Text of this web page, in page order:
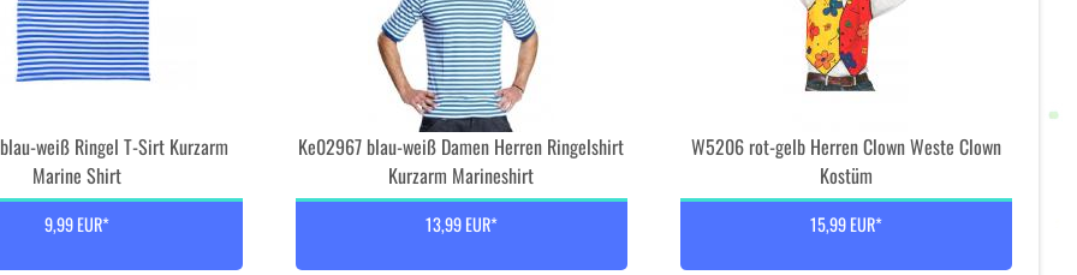
weiß Ringel T-Sirt Kurzarm
Marine Shirt
9,99 EUR*
Ke02967 blau-weiß Damen Herren Ringelshirt
Kurzarm Marineshirt
13,99 EUR*
W5206 rot-gelb Herren Clown Weste Clown
Kostüm
15,99 EUR*